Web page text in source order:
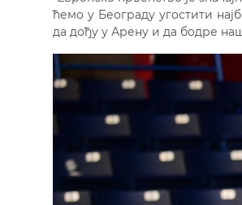
ћемо у Београду угостити
да дођу у Арену и да бодре